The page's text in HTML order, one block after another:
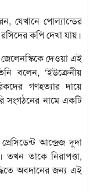
যেখানে পোল্যান্ডের
কপি দেখা যায়।
দেওয়া এই
বলেন, ‘ইউক্রেনীয়
গণহত্যার দায়ে
সংগঠনের নামে একটি
আন্দ্রেজ দুদা
তখন তাকে নিরাপত্তা,
অবদানের জন্য এই